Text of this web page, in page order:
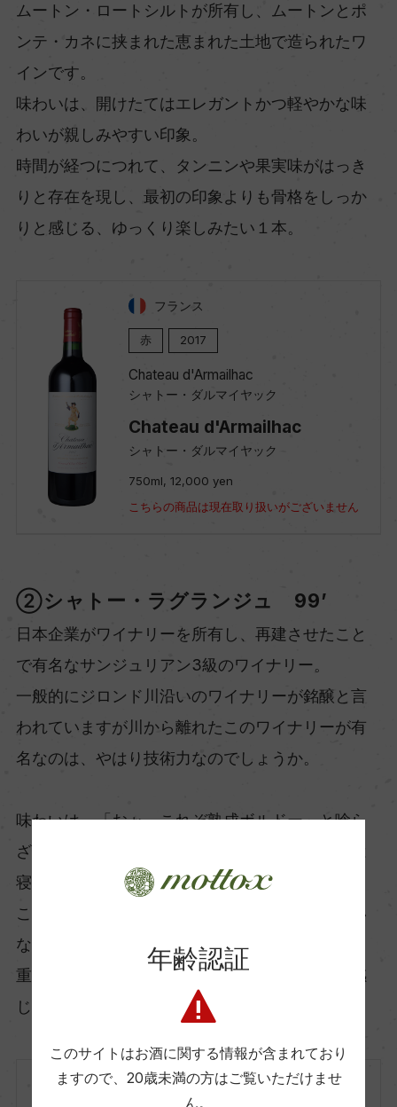
ムートン・ロートシルトが所有し、ムートンとポ
ンテ・カネに挟まれた恵まれた土地で造られたワ
インです。
味わいは、開けたてはエレガントかつ軽やかな味
わいが親しみやすい印象。
時間が経つにつれて、タンニンや果実味がはっき
りと存在を現し、最初の印象よりも骨格をしっか
りと感じる、ゆっくり楽しみたい１本。
フランス
赤 2017
Chateau d'Armailhac
シャトー・ダルマイヤック
Chateau d'Armailhac
シャトー・ダルマイヤック
750ml, 12,000 yen
こちらの商品は現在取り扱いがございません
②シャトー・ラグランジュ 99’
日本企業がワイナリーを所有し、再建させたこと
で有名なサンジュリアン3級のワイナリー。
一般的にジロンド川沿いのワイナリーが銘醸と言
われていますが川から離れたこのワイナリーが有
名なのは、やはり技術力なのでしょうか。
味わいは、「おぉ、これぞ熟成ボルドー」と唸ら
ざるをえない一品。中塚先生も「やはりワインは
寝かすものですね」とコメント。
こなれたタンニンと、熟成によりしっかりしてい
ながらも、角のとれた果実の旨味。
重厚なのに伸びやかな味わいは、技術の高さを感
じます。
フランス
年齢認証
このサイトはお酒に関する情報が含まれており
ますので、 20歳未満の方はご覧いただけませ
ん。